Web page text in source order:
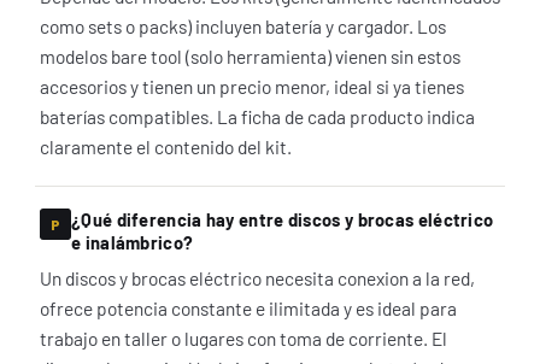
como sets o packs) incluyen batería y cargador. Los
modelos bare tool (solo herramienta) vienen sin estos
accesorios y tienen un precio menor, ideal si ya tienes
baterías compatibles. La ficha de cada producto indica
claramente el contenido del kit.
¿Qué diferencia hay entre discos y brocas eléctrico
e inalámbrico?
Un discos y brocas eléctrico necesita conexion a la red,
ofrece potencia constante e ilimitada y es ideal para
trabajo en taller o lugares con toma de corriente. El